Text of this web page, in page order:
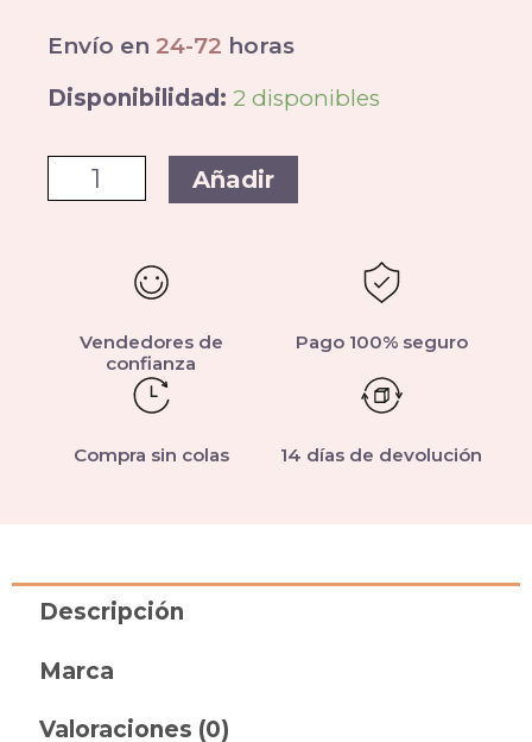
Envío en 24-72 horas
Disponibilidad: 2 disponibles
Añadir
Vendedores de
confianza
Pago 100% seguro
Compra sin colas 14 días de devolución
Descripción
Marca
Valoraciones (0)